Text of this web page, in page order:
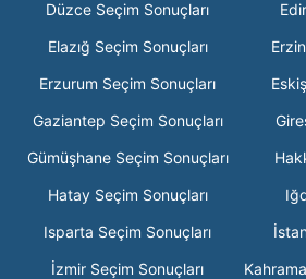
Düzce Seçim Sonuçları
Elazığ Seçim Sonuçları
Erzurum Seçim Sonuçları
Gaziantep Seçim Sonuçları
Gümüşhane Seçim Sonuçları
Hatay Seçim Sonuçları
Isparta Seçim Sonuçları
İzmir Seçim Sonuçları